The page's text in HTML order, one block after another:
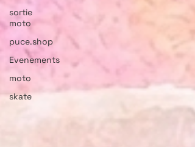
sortie
moto
puce.shop
Evenements
moto
skate